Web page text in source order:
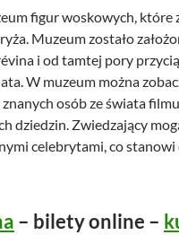
figur woskowych, które
Muzeum zostało
i od tamtej pory
W muzeum można
osób ze świata
dziedzin. Zwiedzający
celebrytami, co stanowi
– bilety online –